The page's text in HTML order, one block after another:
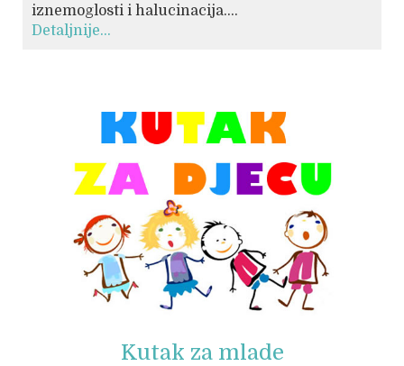
iznemoglosti i halucinacija....
Detaljnije...
Kutak za mlade